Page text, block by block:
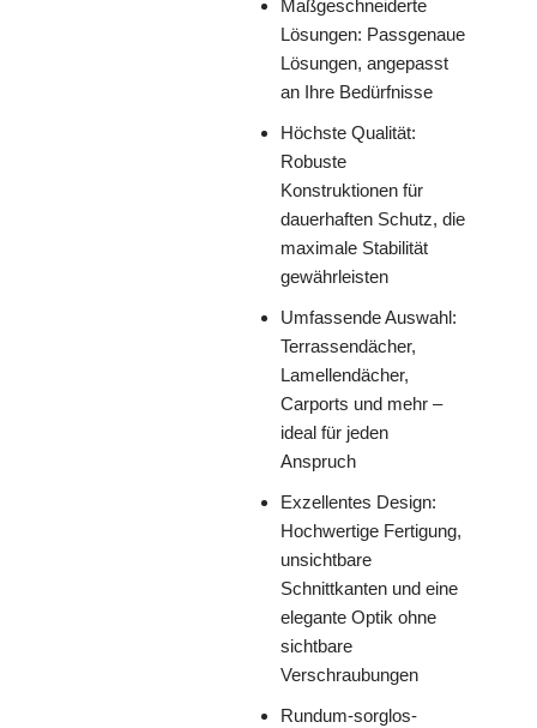
Maßgeschneiderte
Lösungen: Passgenaue
Lösungen, angepasst
an Ihre Bedürfnisse
Höchste Qualität:
Robuste
Konstruktionen für
dauerhaften Schutz, die
maximale Stabilität
gewährleisten
Umfassende Auswahl:
Terrassendächer,
Lamellendächer,
Carports und mehr –
ideal für jeden
Anspruch
Exzellentes Design:
Hochwertige Fertigung,
unsichtbare
Schnittkanten und eine
elegante Optik ohne
sichtbare
Verschraubungen
Rundum-sorglos-